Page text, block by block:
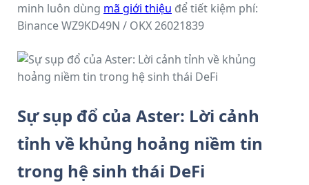
minh luôn dùng mã giới thiệu để tiết kiệm phí:
Binance WZ9KD49N / OKX 26021839
Sự sụp đổ của Aster: Lời cảnh
tỉnh về khủng hoảng niềm tin
trong hệ sinh thái DeFi